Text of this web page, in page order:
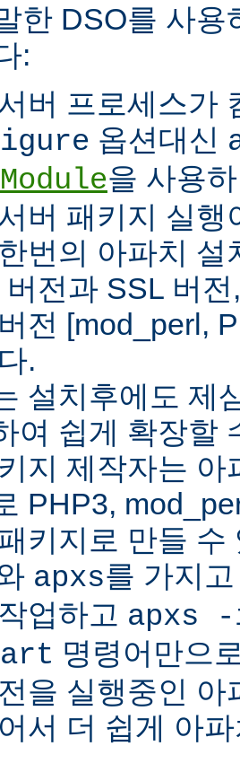
한 DSO를 사
:
버 프로세스가
옵션대신
을 사용
버 패키지 실행
번의 아파치 설
버전과 SSL 버
전 [mod_perl,
.
설치후에도 제
여 쉽게 확장할
지 제작자는 아
PHP3,
키지로 만들 수
apxs를 가지
업하고 apxs
명령어만으
을 실행중인 아
서 더 쉽게 아